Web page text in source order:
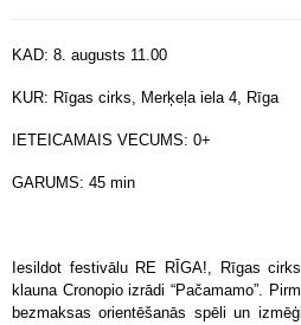
KAD: 8. augusts 11.00
KUR: Rīgas cirks, Merķeļa iela 4, Rīga
IETEICAMAIS VECUMS: 0+
GARUMS: 45 min
Iesildot festivālu RE RĪGA!, Rīgas
klauna Cronopio izrādi “Pačamamo”.
bezmaksas orientēšanās spēli un